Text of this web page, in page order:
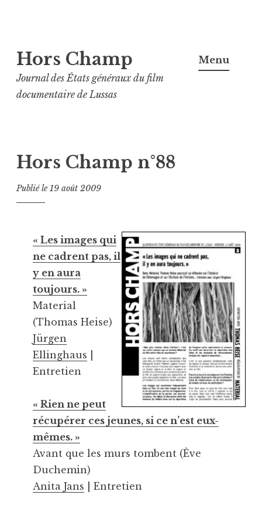
au
contenu
principal
Hors Champ
Journal des États généraux du film
documentaire de Lussas
Menu
Hors Champ n°88
Publié le19 août 2009
« Les images qui
ne cadrent pas, il
y en aura
toujours. »
Material
(Thomas Heise)
Jürgen
Ellinghaus
Entretien
« Rien ne peut
récupérer ces jeunes, si ce n’est eux-
mêmes. »
Avant que les murs tombent (Ève
Duchemin)
Anita Jans | Entretien